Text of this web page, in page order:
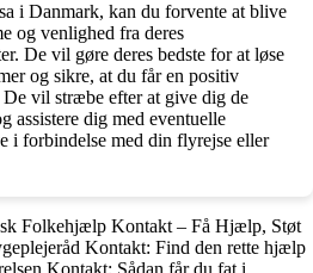
i Danmark, kan du forvente at blive
og venlighed fra deres
De vil gøre deres bedste for at løse
og sikre, at du får en positiv
vil stræbe efter at give dig de
assistere dig med eventuelle
i forbindelse med din flyrejse eller
Folkehjælp Kontakt – Få Hjælp, Støt
Kontakt: Find den rette hjælp